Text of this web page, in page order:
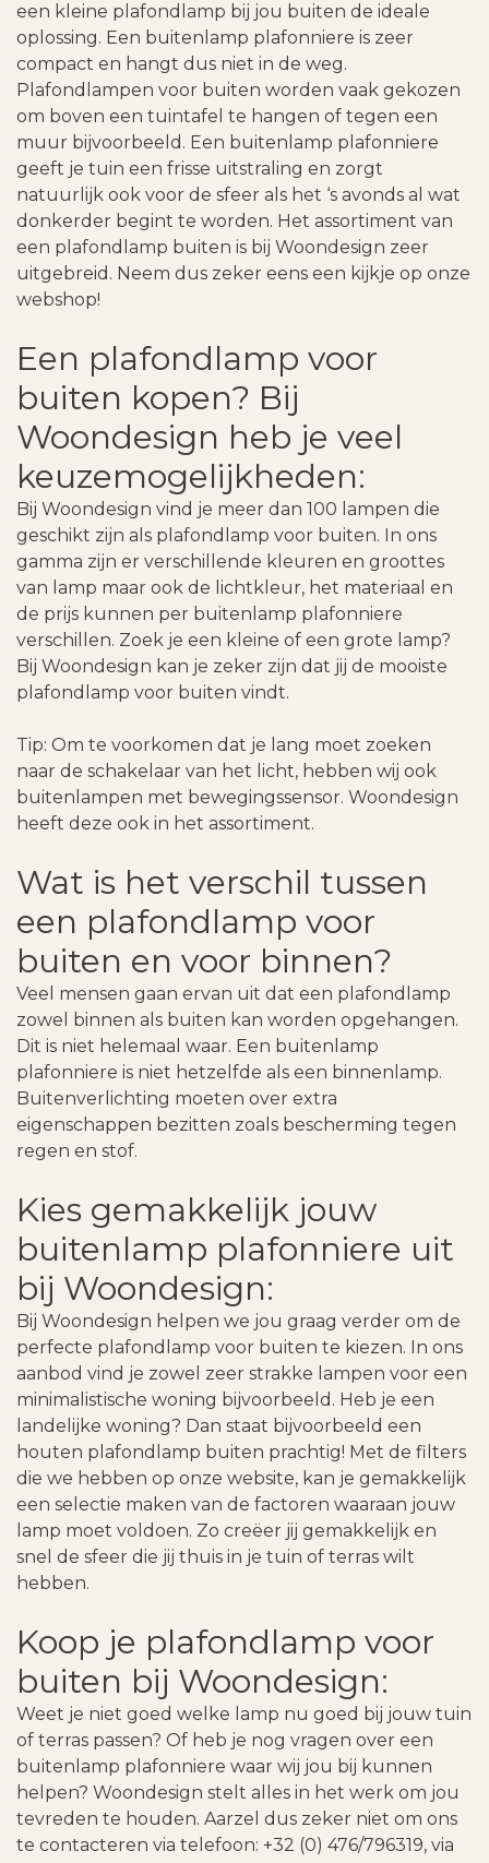
een kleine plafondlamp bij jou buiten de ideale
oplossing. Een buitenlamp plafonniere is zeer
compact en hangt dus niet in de weg.
Plafondlampen voor buiten worden vaak gekozen
om boven een tuintafel te hangen of tegen een
muur bijvoorbeeld. Een buitenlamp plafonniere
geeft je tuin een frisse uitstraling en zorgt
natuurlijk ook voor de sfeer als het ‘s avonds al wat
donkerder begint te worden. Het assortiment van
een plafondlamp buiten is bij Woondesign zeer
uitgebreid. Neem dus zeker eens een kijkje op onze
webshop!
Een plafondlamp voor
buiten kopen? Bij
Woondesign heb je veel
keuzemogelijkheden:
Bij Woondesign vind je meer dan 100 lampen die
geschikt zijn als plafondlamp voor buiten. In ons
gamma zijn er verschillende kleuren en groottes
van lamp maar ook de lichtkleur, het materiaal en
de prijs kunnen per buitenlamp plafonniere
verschillen. Zoek je een kleine of een grote lamp?
Bij Woondesign kan je zeker zijn dat jij de mooiste
plafondlamp voor buiten vindt.
Tip: Om te voorkomen dat je lang moet zoeken
naar de schakelaar van het licht, hebben wij ook
buitenlampen met bewegingssensor. Woondesign
heeft deze ook in het assortiment.
Wat is het verschil tussen
een plafondlamp voor
buiten en voor binnen?
Veel mensen gaan ervan uit dat een plafondlamp
zowel binnen als buiten kan worden opgehangen.
Dit is niet helemaal waar. Een buitenlamp
plafonniere is niet hetzelfde als een binnenlamp.
Buitenverlichting moeten over extra
eigenschappen bezitten zoals bescherming tegen
regen en stof.
Kies gemakkelijk jouw
buitenlamp plafonniere uit
bij Woondesign:
Bij Woondesign helpen we jou graag verder om de
perfecte plafondlamp voor buiten te kiezen. In ons
aanbod vind je zowel zeer strakke lampen voor een
minimalistische woning bijvoorbeeld. Heb je een
landelijke woning? Dan staat bijvoorbeeld een
houten plafondlamp buiten prachtig! Met de filters
die we hebben op onze website, kan je gemakkelijk
een selectie maken van de factoren waaraan jouw
lamp moet voldoen. Zo creëer jij gemakkelijk en
snel de sfeer die jij thuis in je tuin of terras wilt
hebben.
Koop je plafondlamp voor
buiten bij Woondesign:
Weet je niet goed welke lamp nu goed bij jouw tuin
of terras passen? Of heb je nog vragen over een
buitenlamp plafonniere waar wij jou bij kunnen
helpen? Woondesign stelt alles in het werk om jou
tevreden te houden. Aarzel dus zeker niet om ons
te contacteren via telefoon: +32 (0) 476/796319, via